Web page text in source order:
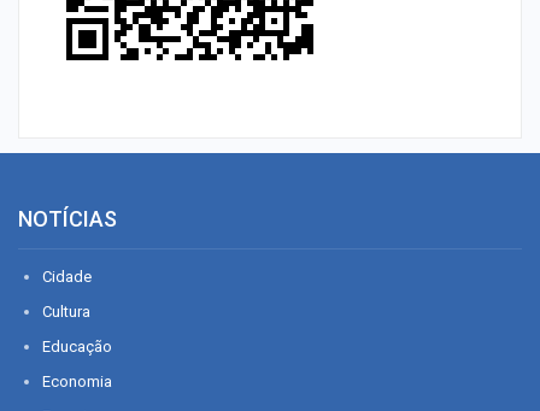
NOTÍCIAS
Cidade
Cultura
Educação
Economia